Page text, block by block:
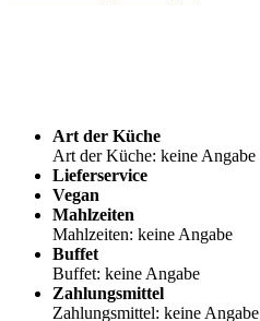
Art der Küche
Art der Küche: keine Angabe
Lieferservice
Vegan
Mahlzeiten
Mahlzeiten: keine Angabe
Buffet
Buffet: keine Angabe
Zahlungsmittel
Zahlungsmittel: keine Angabe